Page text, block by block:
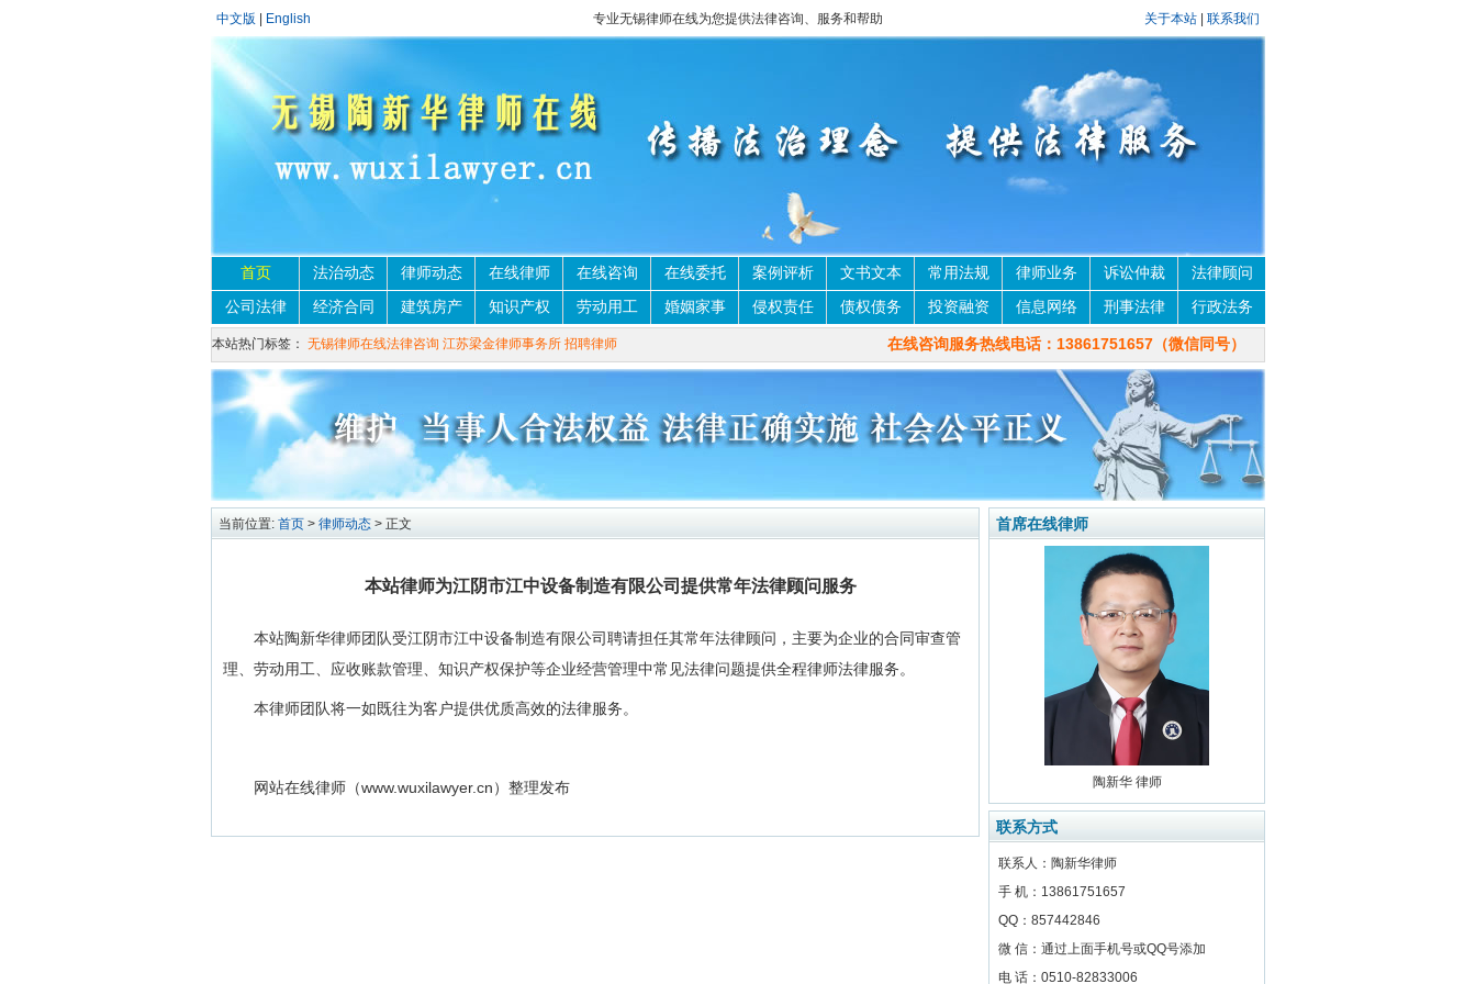
中文版 English 专业无锡律师在线为您提供法律咨询、服务和帮助 关于本站 联系我们
首页 法治动态 律师动态 在线律师 在线咨询 在线委托 案例评析 文书文本 常用法规 律师业务 诉讼仲裁
法律顾问
公司法律
经济合同 建筑房产 知识产权 劳动用工 婚姻家事 侵权责任 债权债务 投资融资 信息网络 刑事法律 行政法务
本站热门标签： 无锡律师在线法律咨询 江苏梁金律师事务所 招聘律师 在线咨询服务热线电话：13861751657（微信同号）
当前位置: 首页 > 律师动态 > 正文
本站律师为江阴市江中设备制造有限公司提供常年法律顾问服务
本站陶新华律师团队受江阴市江中设备制造有限公司聘请担任其常年法律顾问，主要为企业的合同审查管
理、劳动用工、应收账款管理、知识产权保护等企业经营管理中常见法律问题提供全程律师法律服务。
本律师团队将一如既往为客户提供优质高效的法律服务。
网站在线律师（www.wuxilawyer.cn）整理发布
首席在线律师
陶新华 律师
联系方式
联系人：陶新华律师
手 机：13861751657
QQ：857442846
微 信：通过上面手机号或QQ号添加
电 话：0510-82833006